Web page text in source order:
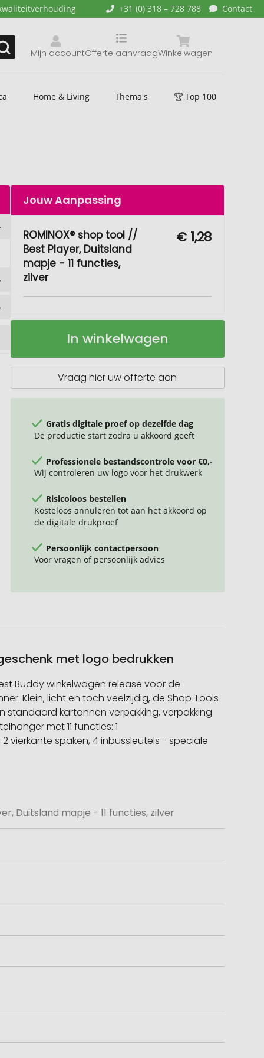
+31 (0) 318 – 728 788 Contact
Mijn account Winkelwagen
Offerte aanvraag
Home & Living Thema's 🏆 Top 100
Jouw Aanpassing
ROMINOX® shop tool //
Best Player, Duitsland
mapje - 11 functies,
zilver
€ 1,28
ROMINOX®
//
Op
In winkelwagen
Vraag hier uw offerte aan
Gratis digitale proef op dezelfde dag
De productie start zodra u akkoord geeft
Professionele bestandscontrole voor €0,-
Wij controleren uw logo voor het drukwerk
Risicoloos bestellen
Kosteloos annuleren tot aan het akkoord op
de digitale drukproef
Persoonlijk contactpersoon
Voor vragen of persoonlijk advies
met logo bedrukken
Buddy winkelwagen release voor de
Klein, licht en toch veelzijdig, de Shop Tools
standaard kartonnen verpakking, verpakking
met 11 functies: 1
2 vierkante spaken, 4 inbussleutels - speciale
Duitsland mapje - 11 functies, zilver